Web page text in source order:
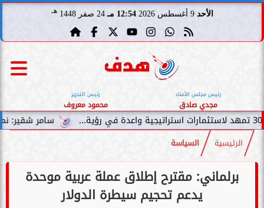
الأحد 9 أغسطس 2026 12:54 مـ 24 صفر 1448 هـ
رئيس مجلس الأمناء
مجدي صادق
رئيس التحرير
محمود معروف
سامر شقير: نمو صناديق
الرئيسية السياسة
برلماني: مقترح إطلاق عملة عربية موحدة
يدعم تحجيم سيطرة الدولار